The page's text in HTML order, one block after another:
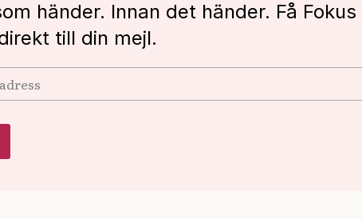
händer. Innan det händer. Få Fokus
till din mejl.